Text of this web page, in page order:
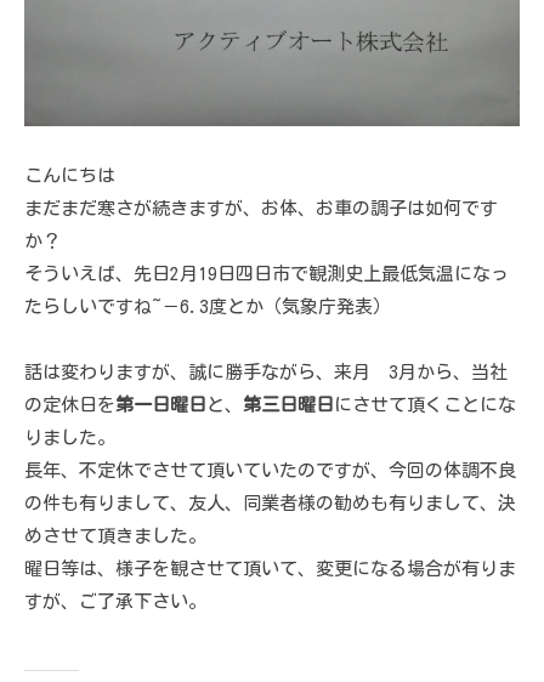
こんにちは
まだまだ寒さが続きますが、お体、お車の調子は如何です
か？
そういえば、先日2月19日四日市で観測史上最低気温になっ
たらしいですね~－6.3度とか（気象庁発表）
話は変わりますが、誠に勝手ながら、来月 3月から、当社
の定休日を第一日曜日 と、 第三日曜日 にさせて頂くことにな
りました。
長年、不定休でさせて頂いていたのですが、今回の体調不良
の件も有りまして、友人、同業者様の勧めも有りまして、決
めさせて頂きました。
曜日等は、様子を観させて頂いて、変更になる場合が有りま
すが、ご了承下さい。